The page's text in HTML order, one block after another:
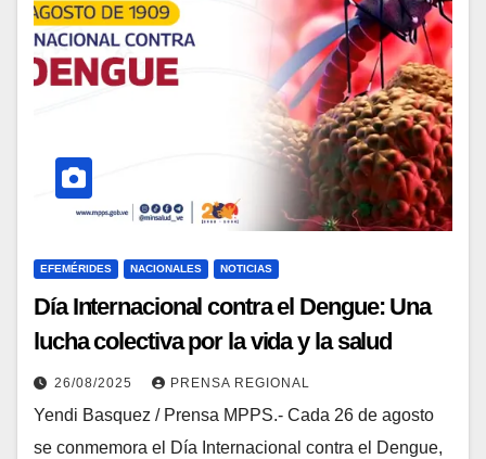
EFEMÉRIDES NACIONALES NOTICIAS
Día Internacional contra el Dengue: Una
lucha colectiva por la vida y la salud
26/08/2025 PRENSA REGIONAL
Yendi Basquez / Prensa MPPS.- Cada 26 de agosto
se conmemora el Día Internacional contra el Dengue,